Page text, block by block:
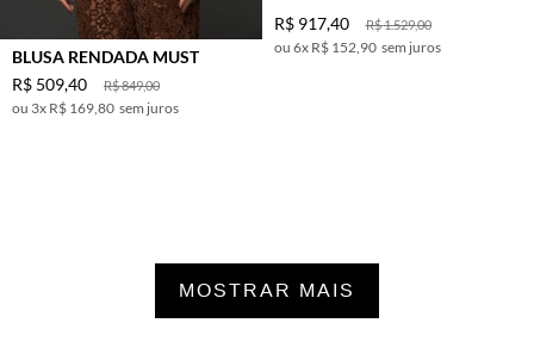
BLUSA RENDADA MUST
R$849,00
R$ 509,40
3x R$ 169,80 sem juros
R$1.529,00
R$ 917,40
6x R$ 152,90 sem juros
MOSTRAR MAIS